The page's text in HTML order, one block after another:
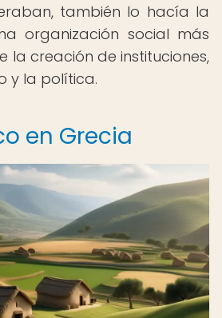
también lo hacía la
organización social más
la creación de instituciones,
y la política.
en Grecia